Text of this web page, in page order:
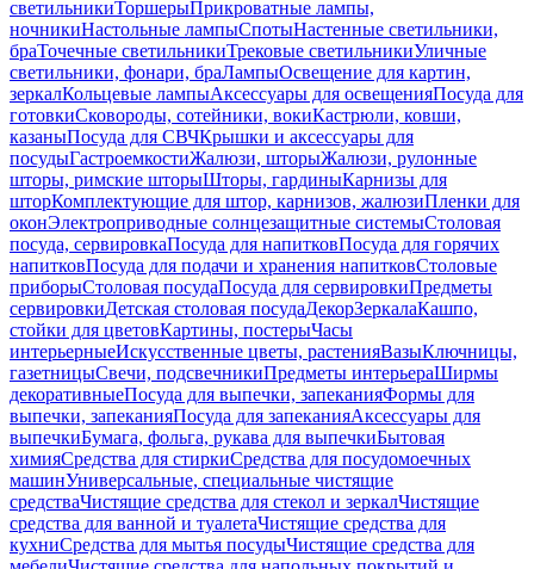
светильникиТоршерыПрикроватные лампы,
ночникиНастольные лампыСпотыНастенные светильники,
браТочечные светильникиТрековые светильникиУличные
светильники, фонари, браЛампыОсвещение для картин,
зеркалКольцевые лампыАксессуары для освещенияПосуда для
готовкиСковороды, сотейники, вокиКастрюли, ковши,
казаныПосуда для СВЧКрышки и аксессуары для
посудыГастроемкостиЖалюзи, шторыЖалюзи, рулонные
шторы, римские шторыШторы, гардиныКарнизы для
шторКомплектующие для штор, карнизов, жалюзиПленки для
оконЭлектроприводные солнцезащитные системыСтоловая
посуда, сервировкаПосуда для напитковПосуда для горячих
напитковПосуда для подачи и хранения напитковСтоловые
приборыСтоловая посудаПосуда для сервировкиПредметы
сервировкиДетская столовая посудаДекорЗеркалаКашпо,
стойки для цветовКартины, постерыЧасы
интерьерныеИскусственные цветы, растенияВазыКлючницы,
газетницыСвечи, подсвечникиПредметы интерьераШирмы
декоративныеПосуда для выпечки, запеканияФормы для
выпечки, запеканияПосуда для запеканияАксессуары для
выпечкиБумага, фольга, рукава для выпечкиБытовая
химияСредства для стиркиСредства для посудомоечных
машинУниверсальные, специальные чистящие
средстваЧистящие средства для стекол и зеркалЧистящие
средства для ванной и туалетаЧистящие средства для
кухниСредства для мытья посудыЧистящие средства для